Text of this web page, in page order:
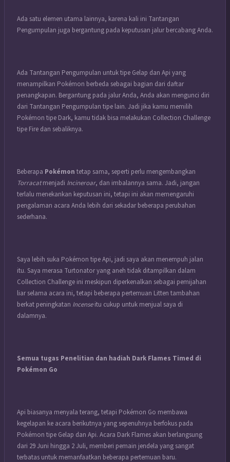
Ada satu elemen utama lainnya, karena kali ini Tantangan
Pengumpulan juga bergantung pada keputusan jalur bercabang Anda.
Ada Tantangan Pengumpulan untuk tipe Gelap dan Api yang
menampilkan Pokémon berbeda sebagai bagian dari daftar
penangkapan. Bergantung pada jalur Anda, Anda akan mengunci diri
dari Tantangan Pengumpulan tipe lain. Jadi jika kamu memilih
Pokémon tipe Dark, kamu tidak bisa melakukan Collection Challenge
tipe Fire dan sebaliknya.
Beberapa Pokémon tetap sama, seperti perlu mengembangkan
Torracatmenjadi Incineroar, dan imbalannya sama. Jadi, jangan
terlalu menekankan keputusan ini, tetapi ini akan memengaruhi
pengalaman acara Anda lebih dari sekadar beberapa perubahan
sederhana.
Saya lebih suka Pokémon tipe Api, jadi saya akan menempuh jalan
itu. Saya merasa Turtonator yang aneh tidak ditampilkan dalam
Collection Challenge ini meskipun diperkenalkan sebagai pemijahan
liar selama acara ini, tetapi beberapa pertemuan Litten tambahan
berkat peningkatan Incenseitu cukup untuk menjual saya di
dalamnya.
Semua tugas Penelitian dan hadiah Dark Flames Timed di
Pokémon Go
Api biasanya menyala terang, tetapi Pokémon Go membawa
kegelapan ke acara berikutnya yang sepenuhnya berfokus pada
Pokémon tipe Gelap dan Api. Acara Dark Flames akan berlangsung
dari 29 Juni hingga 2 Juli, memberi pemain jendela yang sangat
terbatas untuk memanfaatkan beberapa pertemuan baru.